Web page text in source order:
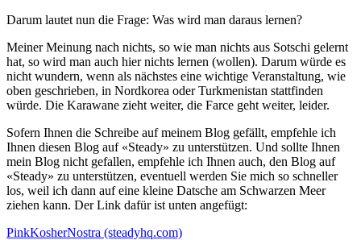
Darum lautet nun die Frage: Was wird man daraus lernen?
Meiner Meinung nach nichts, so wie man nichts aus Sotschi gelernt
hat, so wird man auch hier nichts lernen (wollen). Darum würde es
nicht wundern, wenn als nächstes eine wichtige Veranstaltung, wie
oben geschrieben, in Nordkorea oder Turkmenistan stattfinden
würde. Die Karawane zieht weiter, die Farce geht weiter, leider.
Sofern Ihnen die Schreibe auf meinem Blog gefällt, empfehle ich
Ihnen diesen Blog auf «Steady» zu unterstützen. Und sollte Ihnen
mein Blog nicht gefallen, empfehle ich Ihnen auch, den Blog auf
«Steady» zu unterstützen, eventuell werden Sie mich so schneller
los, weil ich dann auf eine kleine Datsche am Schwarzen Meer
ziehen kann. Der Link dafür ist unten angefügt:
PinkKosherNostra (steadyhq.com)